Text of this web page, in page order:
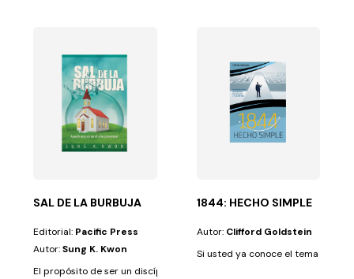
ha sido...
LO QUE PIENSAS
¡Un objeto tan sagrado que aquellos...
SAL DE LA BURBUJA
Editorial: Pacific Press
Autor:Sung K. Kwon
El propósito de ser un discípulo no es solamente proclamar las buenas
1844: HECHO SIMPLE
Autor: Clifford Goldstein
Si usted ya conoce el tema y ya